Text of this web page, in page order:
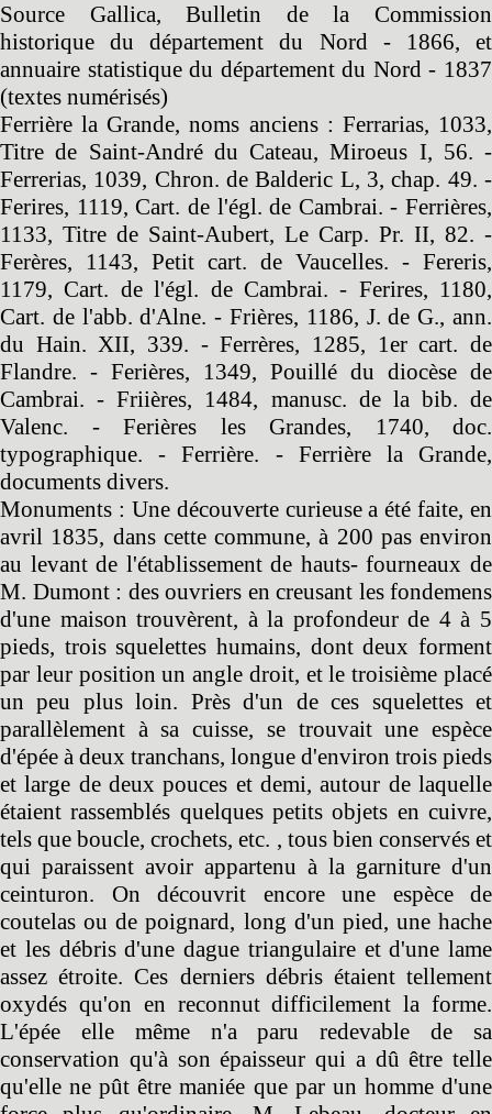
Source Gallica, Bulletin de la Commission
historique du département du Nord - 1866, et
annuaire statistique du département du Nord - 1837
(textes numérisés)
Ferrière la Grande, noms anciens : Ferrarias, 1033,
Titre de Saint-André du Cateau, Miroeus I, 56. -
Ferrerias, 1039, Chron. de Balderic L, 3, chap. 49. -
Ferires, 1119, Cart. de l'égl. de Cambrai. - Ferrières,
1133, Titre de Saint-Aubert, Le Carp. Pr. II, 82. -
Ferères, 1143, Petit cart. de Vaucelles. - Fereris,
1179, Cart. de l'égl. de Cambrai. - Ferires, 1180,
Cart. de l'abb. d'Alne. - Frières, 1186, J. de G., ann.
du Hain. XII, 339. - Ferrères, 1285, 1er cart. de
Flandre. - Ferières, 1349, Pouillé du diocèse de
Cambrai. - Friières, 1484, manusc. de la bib. de
Valenc. - Ferières les Grandes, 1740, doc.
typographique. - Ferrière. - Ferrière la Grande,
documents divers.
Monuments : Une découverte curieuse a été faite, en
avril 1835, dans cette commune, à 200 pas environ
au levant de l'établissement de hauts- fourneaux de
M. Dumont : des ouvriers en creusant les fondemens
d'une maison trouvèrent, à la profondeur de 4 à 5
pieds, trois squelettes humains, dont deux forment
par leur position un angle droit, et le troisième placé
un peu plus loin. Près d'un de ces squelettes et
parallèlement à sa cuisse, se trouvait une espèce
d'épée à deux tranchans, longue d'environ trois pieds
et large de deux pouces et demi, autour de laquelle
étaient rassemblés quelques petits objets en cuivre,
tels que boucle, crochets, etc. , tous bien conservés et
qui paraissent avoir appartenu à la garniture d'un
ceinturon. On découvrit encore une espèce de
coutelas ou de poignard, long d'un pied, une hache
et les débris d'une dague triangulaire et d'une lame
assez étroite. Ces derniers débris étaient tellement
oxydés qu'on en reconnut difficilement la forme.
L'épée elle même n'a paru redevable de sa
conservation qu'à son épaisseur qui a dû être telle
qu'elle ne pût être maniée que par un homme d'une